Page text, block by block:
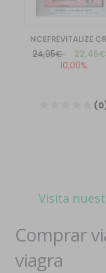
Visita
Comprar
viagra